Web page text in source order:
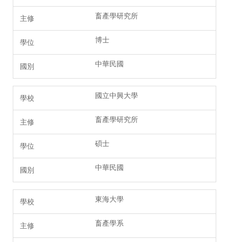
畜產學研究所
博士
中華民國
國立中興大學
畜產學研究所
碩士
中華民國
東海大學
畜產學系